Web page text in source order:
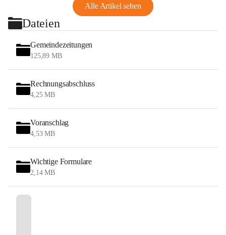
Alle Artikel sehen
Dateien
Gemeindezeitungen
125,89 MB
Rechnungsabschluss
4,25 MB
Voranschlag
4,53 MB
Wichtige Formulare
2,14 MB